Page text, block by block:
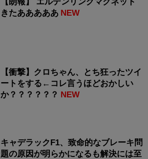
きたあああああ NEW
【衝撃】クロちゃん、とち狂ったツイ
ートをする←コレ言うほどおかしい
か？？？？？？ NEW
キャデラックF1、致命的なブレーキ問
題の原因が明らかになるも解決には至